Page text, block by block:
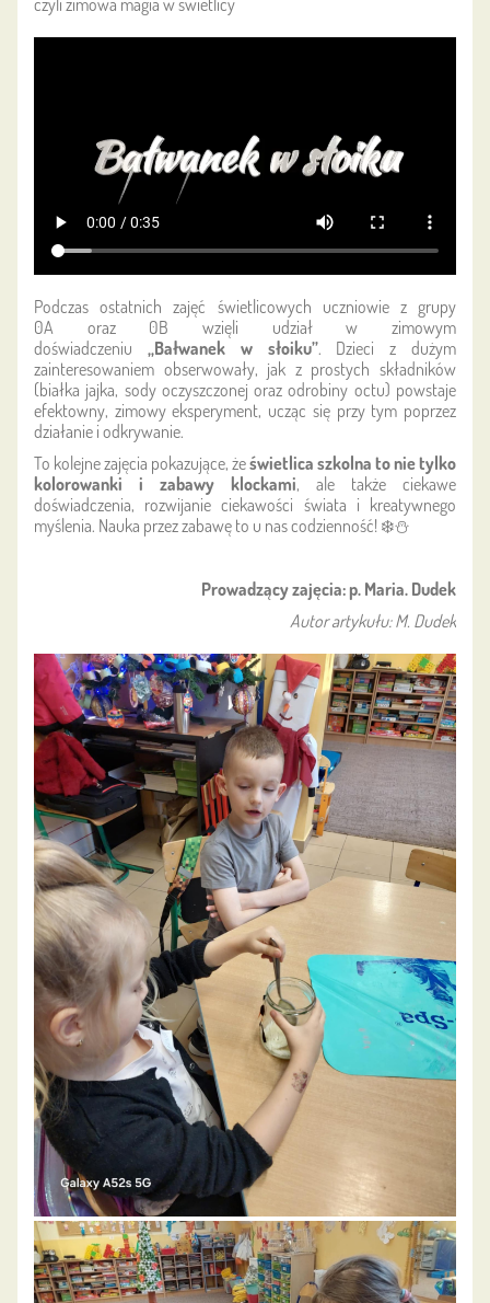
Podczas ostatnich zajęć świetlicowych uczniowie z grupy
0A oraz 0B wzięli udział w zimowym
doświadczeniu „Bałwanek w słoiku”. Dzieci z dużym
zainteresowaniem obserwowały, jak z prostych składników
(białka jajka, sody oczyszczonej oraz odrobiny octu) powstaje
efektowny, zimowy eksperyment, ucząc się przy tym poprzez
działanie i odkrywanie.
To kolejne zajęcia pokazujące, żeświetlica szkolna to nie tylko
kolorowanki i zabawy klockami, ale także ciekawe
doświadczenia, rozwijanie ciekawości świata i kreatywnego
myślenia. Nauka przez zabawę to u nas codzienność! ❄️⛄
Prowadzący zajęcia: p. Maria. Dudek
Autor artykułu: M. Dudek